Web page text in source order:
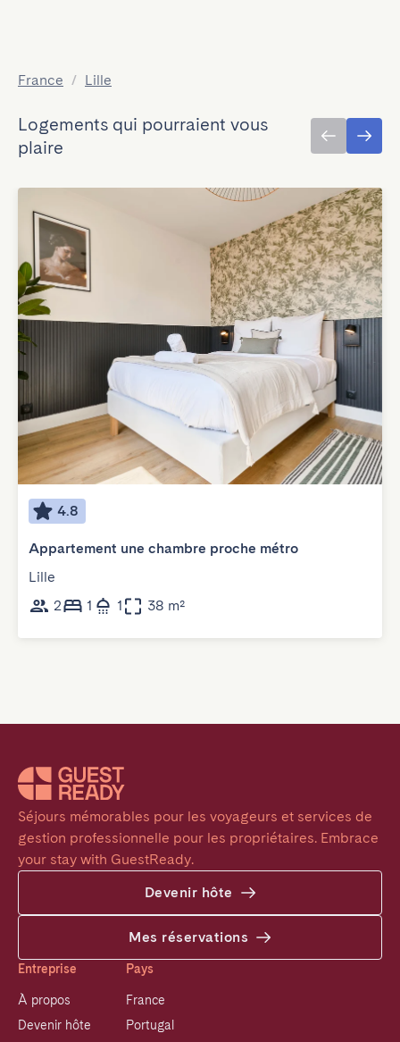
France / Lille
Logements qui pourraient vous
plaire
4.8
Appartement une chambre proche métro
Lille
2
1 1 38 m²
Séjours mémorables pour les voyageurs et services de
gestion professionnelle pour les propriétaires. Embrace
your stay with GuestReady.
Devenir hôte
Mes réservations
Entreprise
À propos
Devenir hôte
Pays
France
Portugal